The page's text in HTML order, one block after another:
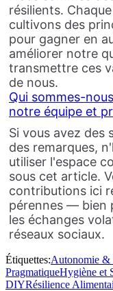
résilients.
cultivons des
pour gagner en
améliorer notre
transmettre ces
de nous.
Qui sommes-
notre équipe et
Si vous avez des
des remarques,
utiliser l'espace
sous cet article.
contributions ici
pérennes — bien
les échanges
réseaux sociaux.
Étiquettes:Autonomie &
PragmatiqueHygiène et
DIYRésilience